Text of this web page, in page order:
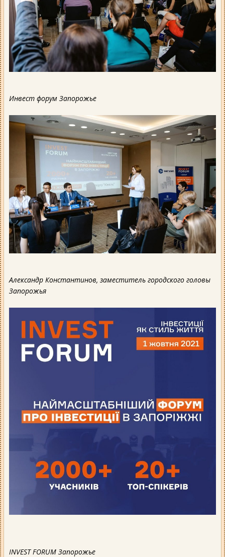
Инвест форум Запорожье
Александр Константинов, заместитель городского головы
Запорожья
INVEST FORUM Запорожье